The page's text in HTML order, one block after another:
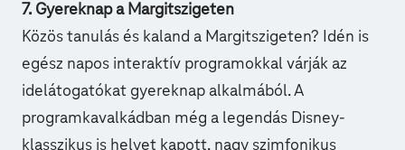
7. Gyereknap a Margitszigeten
Közös tanulás és kaland a Margitszigeten? Idén is
egész napos interaktív programokkal várják az
idelátogatókat gyereknap alkalmából. A
programkavalkádban még a legendás Disney-
klasszikus is helyet kapott, nagy szimfonikus